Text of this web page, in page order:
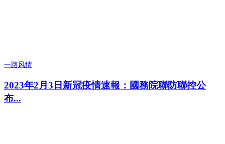
一路风情
2023年2月3日新冠疫情速報：國務院聯防聯控公
布...